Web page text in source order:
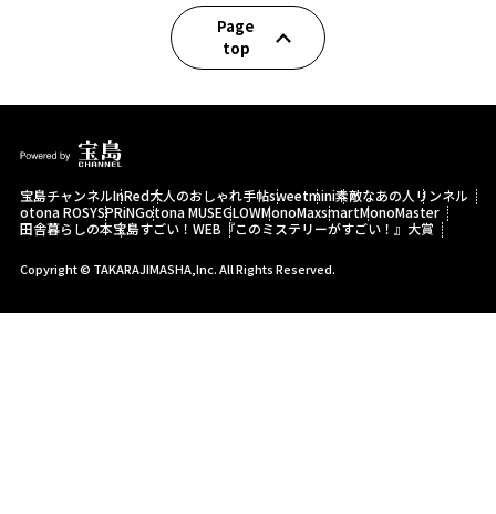
Page
top
宝島チャンネルInRed大人のおしゃれ手帖sweetmini素敵なあの人 リンネル
otona ROSYSPRiNGotona MUSEGLOWMonoMaxsmartMonoMaster
田舎暮らしの本宝島すごい！WEB 『このミステリーがすごい！』大賞
Copyright © TAKARAJIMASHA,Inc. All Rights Reserved.